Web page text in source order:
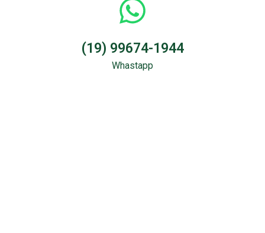
(19) 99674-1944
Whastapp